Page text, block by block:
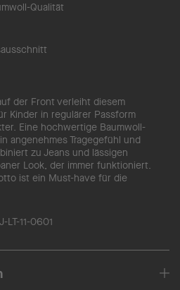
Qualität
der Front verleiht diesem
Kinder in regulärer Passform
Eine hochwertige Baumwoll-
angenehmes Tragegefühl und
zu Jeans und lässigen
Look, der immer funktioniert.
ist ein Must-have für die
LT-11-0601